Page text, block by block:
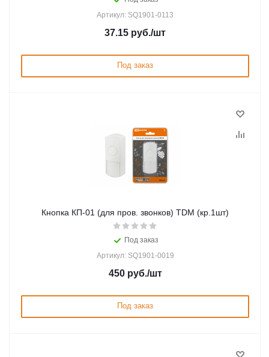
Артикул: SQ1901-0113
37.15 руб./шт
Под заказ
Кнопка КП-01 (для пров. звонков) TDM (кр.1шт)
Под заказ
Артикул: SQ1901-0019
450руб./шт
Под заказ